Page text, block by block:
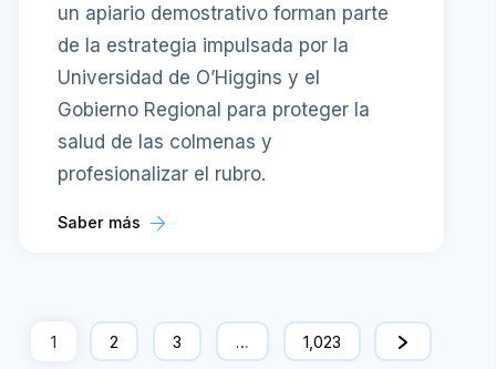
un apiario demostrativo forman parte
de la estrategia impulsada por la
Universidad de O’Higgins y el
Gobierno Regional para proteger la
salud de las colmenas y
profesionalizar el rubro.
Saber más
1 2 3 … 1,023